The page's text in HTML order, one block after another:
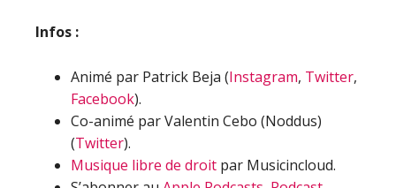
Infos :
Animé par Patrick Beja (Instagram, Twitter,
Facebook).
Co-animé par Valentin Cebo (Noddus)
(Twitter).
Musique libre de droit par Musicincloud.